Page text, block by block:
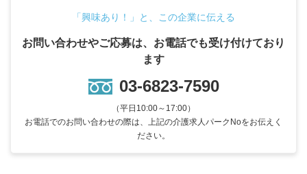
「興味あり！」と、この企業に伝える
お問い合わせやご応募は、お電話でも受け付けており
ます
03-6823-7590
（平日10:00～17:00）
お電話でのお問い合わせの際は、上記の介護求人パークNoをお伝えく
ださい。